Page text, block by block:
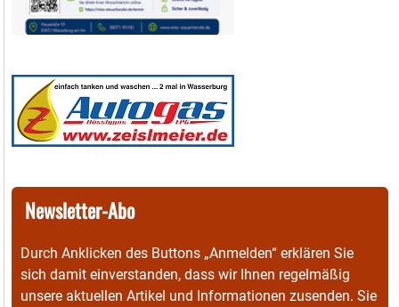
Newsletter-Abo
Durch Anklicken des Buttons „Anmelden“ erklären Sie
sich damit einverstanden, dass wir Ihnen regelmäßig
unsere aktuellen Artikel und Informationen zusenden. Sie